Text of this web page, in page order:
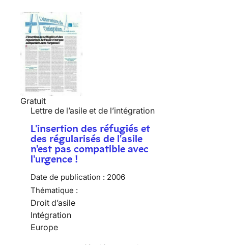
Gratuit
Lettre de l’asile et de l’intégration
L'insertion des réfugiés et
des régularisés de l'asile
n'est pas compatible avec
l'urgence !
Date de publication : 2006
Thématique :
Droit d’asile
Intégration
Europe